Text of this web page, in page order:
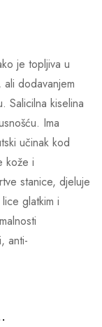
je topljiva u
dodavanjem
Salicilna kiselina
Ima
učinak kod
kože i
stanice, djeluje
glatkim i
anti-